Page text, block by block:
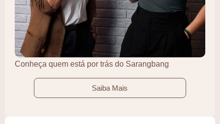
Conheça quem está por trás do Sarangbang
Saiba Mais